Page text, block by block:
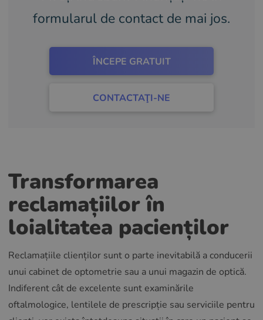
formularul de contact de mai jos.
ÎNCEPE GRATUIT
CONTACTAŢI-NE
Transformarea
reclamațiilor în
loialitatea pacienților
Reclamațiile clienților sunt o parte inevitabilă a conducerii
unui cabinet de optometrie sau a unui magazin de optică.
Indiferent cât de excelente sunt examinările
oftalmologice, lentilele de prescripție sau serviciile pentru